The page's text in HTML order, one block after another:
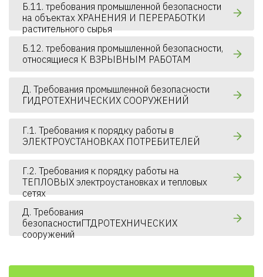
Б.11. требования промышленной безопасности
на объектах ХРАНЕНИЯ И ПЕРЕРАБОТКИ
растительного сырья
Б.12. требования промышленной безопасности,
относящиеся К ВЗРЫВНЫМ РАБОТАМ
Д. Требования промышленной безопасности
ГИДРОТЕХНИЧЕСКИХ СООРУЖЕНИЙ
Г.1. Требования к порядку работы в
ЭЛЕКТРОУСТАНОВКАХ ПОТРЕБИТЕЛЕЙ
Г.2. Требования к порядку работы на
ТЕПЛОВЫХ электроустановках и тепловых
сетях
Д. Требования
безопасностиГТДРОТЕХНИЧЕСКИХ
сооружений